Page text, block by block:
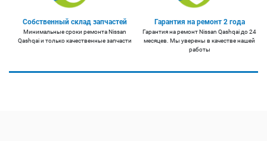
Собственный склад запчастей
Минимальные сроки ремонта Nissan
Qashqai и только качественные запчасти
Гарантия на ремонт 2 года
Гарантия на ремонт Nissan Qashqai до 24
месяцев. Мы уверены в качестве нашей
работы